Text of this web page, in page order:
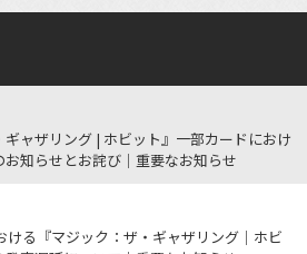
ギャザリング | ホビット』一部カードにおけ
お知らせとお詫び｜重要なお知らせ
ける『マジック：ザ・ギャザリング｜ホビ